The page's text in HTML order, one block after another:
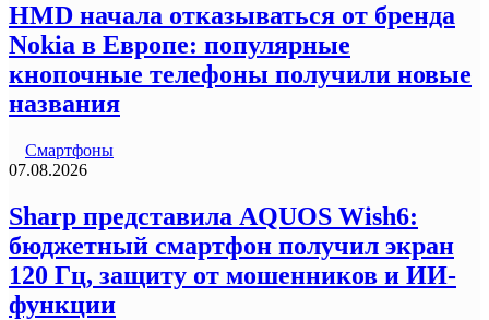
HMD начала отказываться от бренда
Nokia в Европе: популярные
кнопочные телефоны получили новые
названия
Смартфоны
07.08.2026
Sharp представила AQUOS Wish6:
бюджетный смартфон получил экран
120 Гц, защиту от мошенников и ИИ-
функции